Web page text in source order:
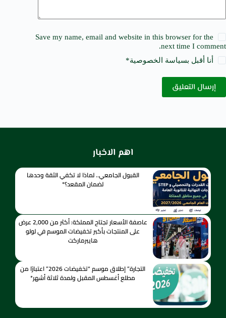
Save my name, email and website in this browser for the
next time I comment.
أنا أقبل بسياسة الخصوصية*
إرسال التعليق
اهم الاخبار
القبول الجامعي.. لماذا لا تكفي الثقة وحدها
لضمان المقعد؟*
عاصفة الأسعار تجتاح المملكة: أكثر من 2,000 عرض
على المنتجات بأكبر تخفيضات الموسم في لولو
هايبرماركت
التجارة” إطلاق موسم “تخفيضات 2026” اعتبارًا من
مطلع أغسطس المقبل ولمدة ثلاثة أشهر*